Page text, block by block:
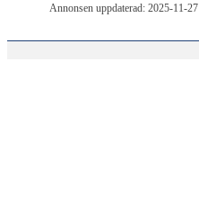
Annonsen uppdaterad: 2025-11-27